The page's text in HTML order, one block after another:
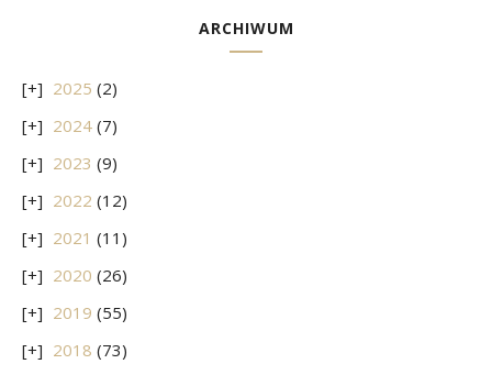
ARCHIWUM
2025 (2)
2024 (7)
2023 (9)
2022 (12)
2021 (11)
2020 (26)
2019 (55)
2018 (73)